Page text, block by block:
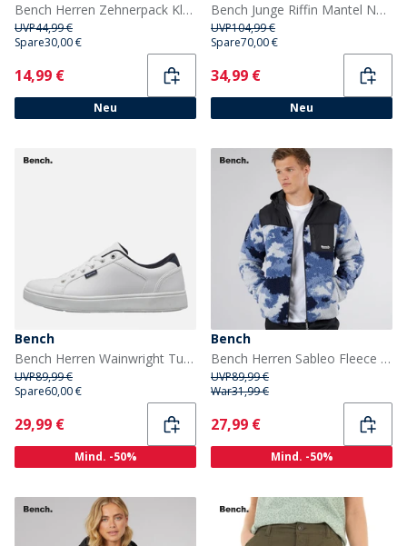
Bench Herren Zehnerpack Kleid Socken Schwarz/Charcoal Marl/Grey Marl/Navy
UVP44,99 €
Spare30,00 €
Current
14,99 €
Neu
Bench Junge Riffin Mantel Navy
UVP104,99 €
Spare70,00 €
Current
34,99 €
Neu
Bench
Bench Herren Wainwright Turnschuhe Weiß
UVP89,99 €
Spare60,00 €
Current
29,99 €
Mind. -50%
Bench
Bench Herren Sableo Fleece Kapuzenpullover Blau Camo
UVP89,99 €
War31,99 €
Current
27,99 €
Mind. -50%